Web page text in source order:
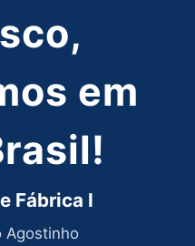
em
Fábrica I
Agostinho